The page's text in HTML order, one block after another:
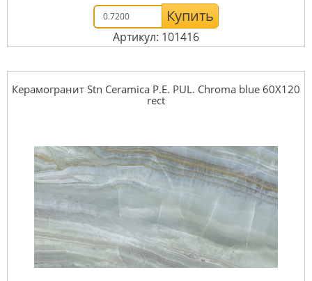
Купить
Артикул: 101416
Керамогранит Stn Ceramica P.E. PUL. Chroma blue 60X120
rect